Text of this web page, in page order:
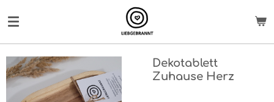
Hauptinhalt
springen
Dekotablett
Zuhause Herz